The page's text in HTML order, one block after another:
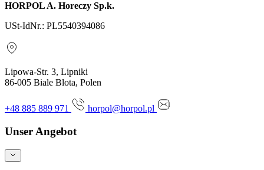
HORPOL A. Horeczy Sp.k.
USt-IdNr.: PL5540394086
Lipowa-Str. 3, Lipniki
86-005 Biale Blota, Polen
+48 885 889 971 horpol@horpol.pl
Unser Angebot